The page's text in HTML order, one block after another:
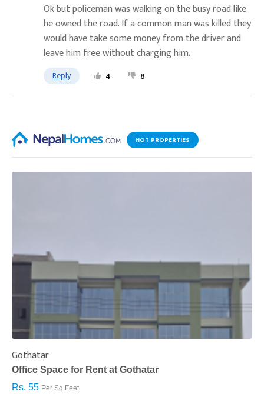
Ok but policeman was walking on the busy road like
he owned the road. If a common man was killed they
would have take some money from the driver and
leave him free without charging him.
Reply 4 8
HOT PROPERTIES
Gothatar
Office Space for Rent at Gothatar
Rs. 55 Per Sq.Feet